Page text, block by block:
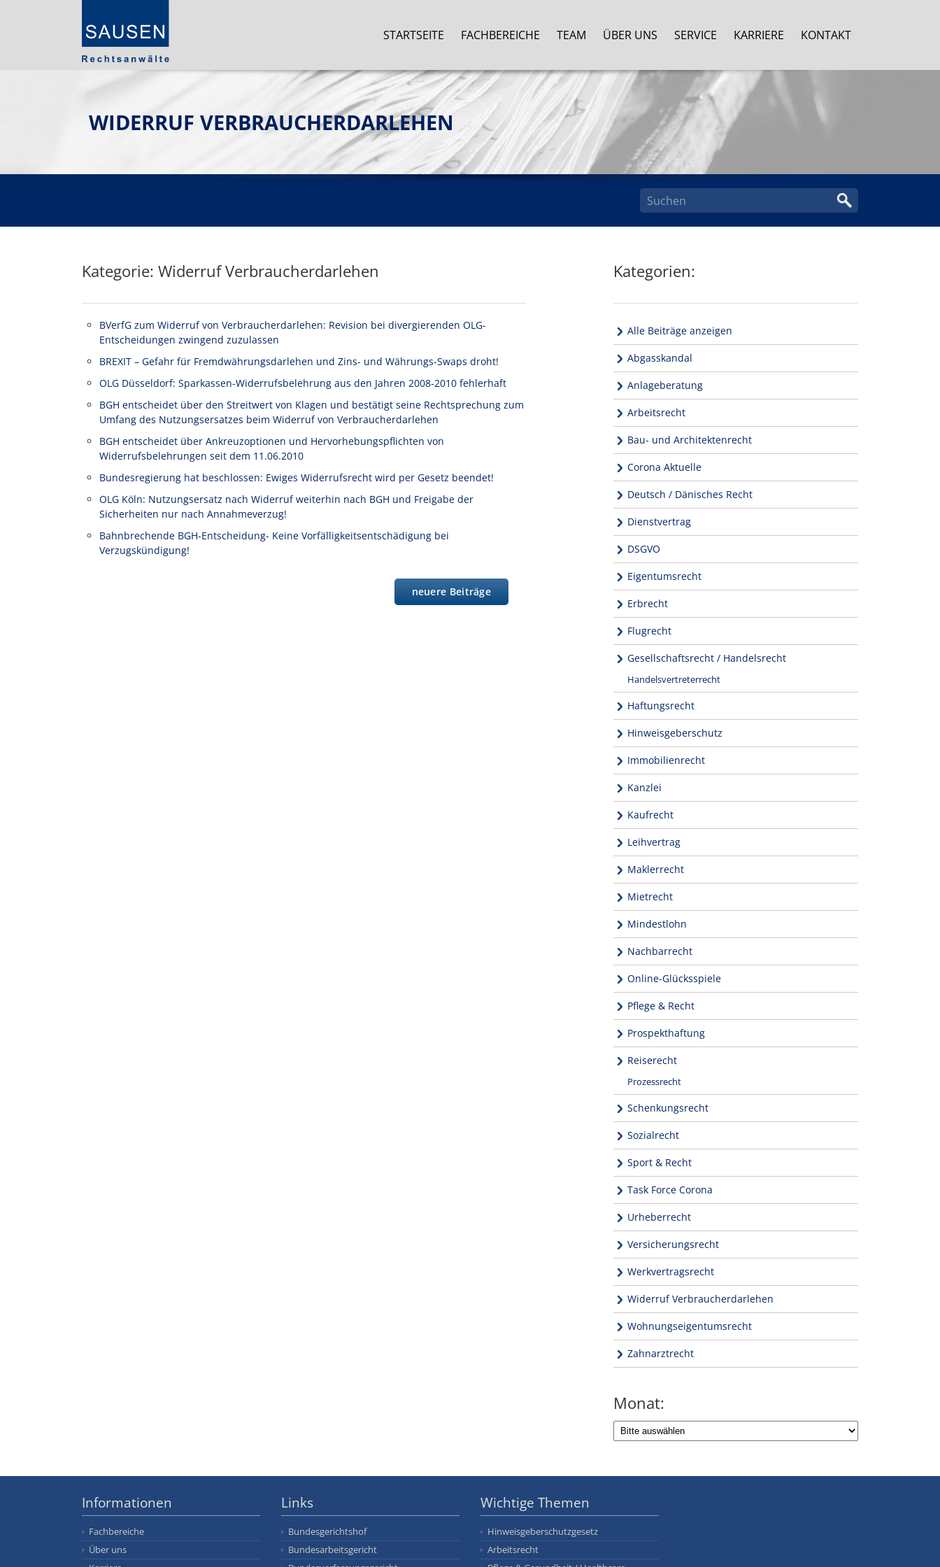
STARTSEITE FACHBEREICHE TEAM ÜBER UNS SERVICE KARRIERE KONTAKT
WIDERRUF VERBRAUCHERDARLEHEN
Kategorie: Widerruf Verbraucherdarlehen
BVerfG zum Widerruf von Verbraucherdarlehen: Revision bei divergierenden OLG-
Entscheidungen zwingend zuzulassen
BREXIT – Gefahr für Fremdwährungsdarlehen und Zins- und Währungs-Swaps droht!
OLG Düsseldorf: Sparkassen-Widerrufsbelehrung aus den Jahren 2008-2010 fehlerhaft
BGH entscheidet über den Streitwert von Klagen und bestätigt seine Rechtsprechung zum
Umfang des Nutzungsersatzes beim Widerruf von Verbraucherdarlehen
BGH entscheidet über Ankreuzoptionen und Hervorhebungspflichten von
Widerrufsbelehrungen seit dem 11.06.2010
Bundesregierung hat beschlossen: Ewiges Widerrufsrecht wird per Gesetz beendet!
OLG Köln: Nutzungsersatz nach Widerruf weiterhin nach BGH und Freigabe der
Sicherheiten nur nach Annahmeverzug!
Bahnbrechende BGH-Entscheidung- Keine Vorfälligkeitsentschädigung bei
Verzugskündigung!
neuere Beiträge
Kategorien:
Alle Beiträge anzeigen
Abgasskandal
Anlageberatung
Arbeitsrecht
Bau- und Architektenrecht
Corona Aktuelle
Deutsch / Dänisches Recht
Dienstvertrag
DSGVO
Eigentumsrecht
Erbrecht
Flugrecht
Gesellschaftsrecht / Handelsrecht
Handelsvertreterrecht
Haftungsrecht
Hinweisgeberschutz
Immobilienrecht
Kanzlei
Kaufrecht
Leihvertrag
Maklerrecht
Mietrecht
Mindestlohn
Nachbarrecht
Online-Glücksspiele
Pflege & Recht
Prospekthaftung
Reiserecht
Prozessrecht
Schenkungsrecht
Sozialrecht
Sport & Recht
Task Force Corona
Urheberrecht
Versicherungsrecht
Werkvertragsrecht
Widerruf Verbraucherdarlehen
Wohnungseigentumsrecht
Zahnarztrecht
Monat:
Informationen
Fachbereiche
Über uns
Links
Bundesgerichtshof
Bundesarbeitsgericht
Wichtige Themen
Hinweisgeberschutzgesetz
Arbeitsrecht